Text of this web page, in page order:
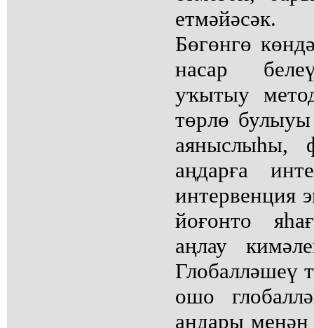
етмәйәсәк.
Бөгөнгө
насар
уҡытыу
төрлө
аяныслыһы,
аңдарға
интервенция
йоғонто
аңлау
Глобалләшеү
ошо
аңдары менән